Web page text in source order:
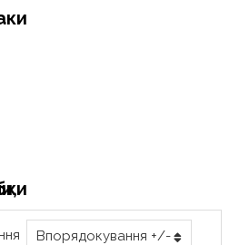
Впорядокування +/-